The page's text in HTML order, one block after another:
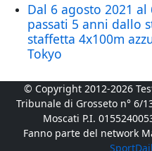
Dal 6 agosto 2021
passati 5 anni dallo
staffetta 4x100m
Tokyo
© Copyright 2012-2026
Tribunale di Grosseto n° 6/
Moscati P.I.
Fanno parte del network